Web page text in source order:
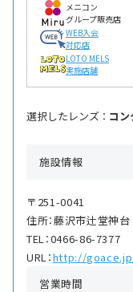
メニコン
グループ販売店
WEB入会
対応店
LOTO MELS
実施店舗
選択したレンズ ： コ
施設情報
〒251-0041
住所：藤沢市辻堂神
TEL：0466-86-7377
URL：http://
営業時間